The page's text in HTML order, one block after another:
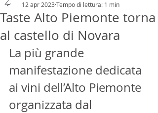
Taste Alto Piemonte torna
al castello di Novara
12 apr 2023 Tempo di lettura: 1 min
La più grande
manifestazione dedicata
ai vini dell’Alto Piemonte
organizzata dal